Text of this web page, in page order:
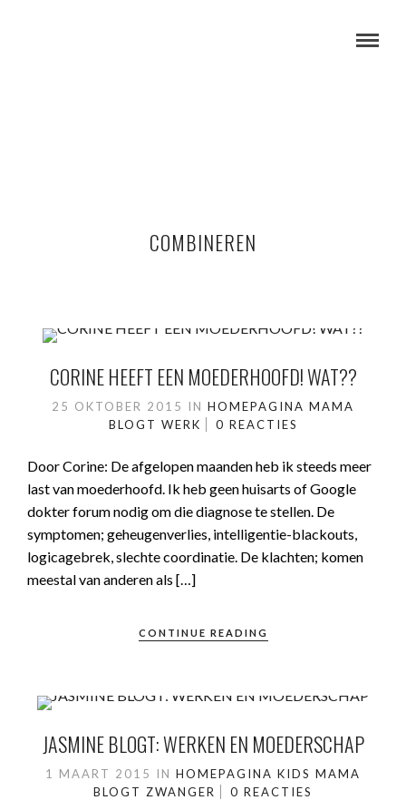
COMBINEREN
CORINE HEEFT EEN MOEDERHOOFD! WAT??
25 OKTOBER 2015 IN HOMEPAGINA MAMA
BLOGT WERK 0 REACTIES
Door Corine: De afgelopen maanden heb ik steeds meer
last van moederhoofd. Ik heb geen huisarts of Google
dokter forum nodig om die diagnose te stellen. De
symptomen; geheugenverlies, intelligentie-blackouts,
logicagebrek, slechte coordinatie. De klachten; komen
meestal van anderen als […]
CONTINUE READING
JASMINE BLOGT: WERKEN EN MOEDERSCHAP
1 MAART 2015 IN HOMEPAGINA KIDS MAMA
BLOGT ZWANGER 0 REACTIES